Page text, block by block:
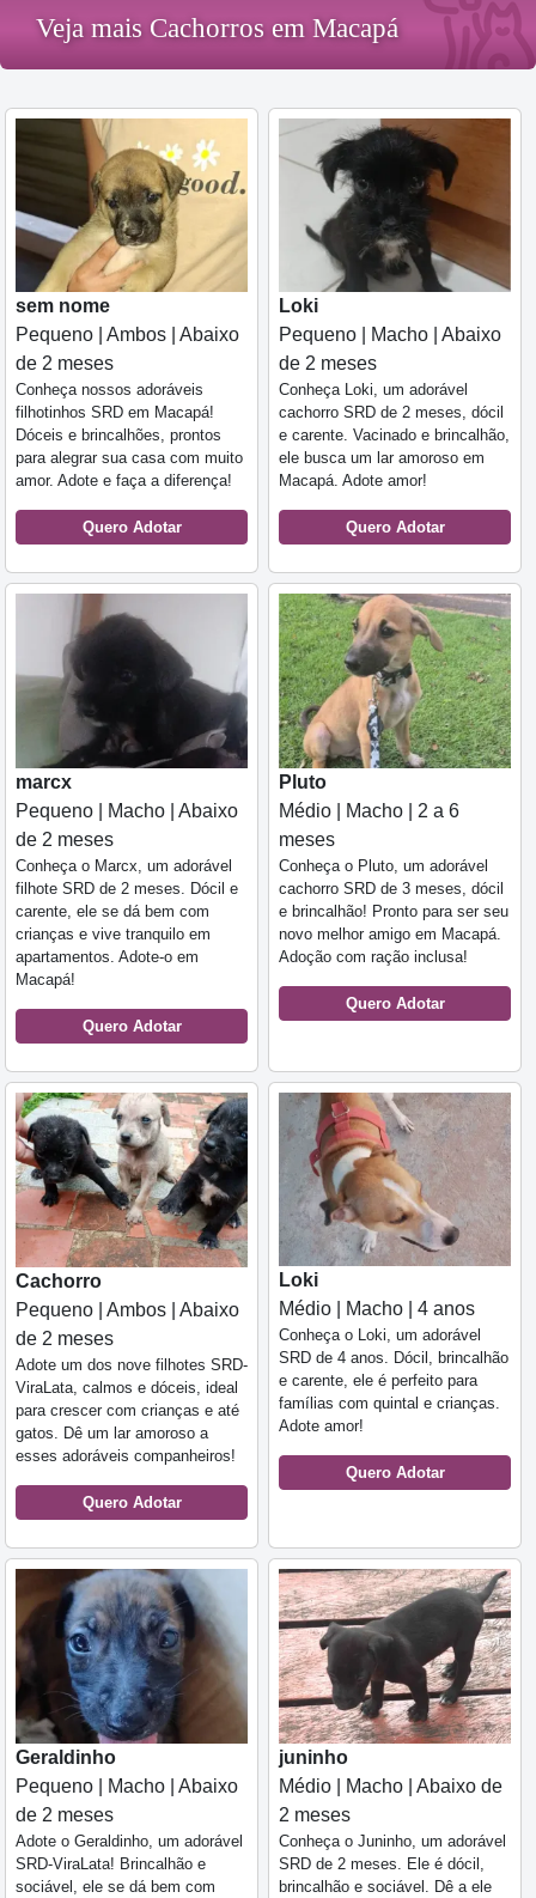
Veja mais Cachorros em Macapá
sem nome
Pequeno | Ambos | Abaixo
de 2 meses
Conheça nossos adoráveis
filhotinhos SRD em Macapá!
Dóceis e brincalhões, prontos
para alegrar sua casa com muito
amor. Adote e faça a diferença!
Quero Adotar
Loki
Pequeno | Macho | Abaixo
de 2 meses
Conheça Loki, um adorável
cachorro SRD de 2 meses, dócil
e carente. Vacinado e brincalhão,
ele busca um lar amoroso em
Macapá. Adote amor!
Quero Adotar
marcx
Pequeno | Macho | Abaixo
de 2 meses
Conheça o Marcx, um adorável
filhote SRD de 2 meses. Dócil e
carente, ele se dá bem com
crianças e vive tranquilo em
apartamentos. Adote-o em
Macapá!
Quero Adotar
Pluto
Médio | Macho | 2 a 6
meses
Conheça o Pluto, um adorável
cachorro SRD de 3 meses, dócil
e brincalhão! Pronto para ser seu
novo melhor amigo em Macapá.
Adoção com ração inclusa!
Quero Adotar
Cachorro
Pequeno | Ambos | Abaixo
de 2 meses
Adote um dos nove filhotes SRD-
ViraLata, calmos e dóceis, ideal
para crescer com crianças e até
gatos. Dê um lar amoroso a
esses adoráveis companheiros!
Quero Adotar
Loki
Médio | Macho | 4 anos
Conheça o Loki, um adorável
SRD de 4 anos. Dócil, brincalhão
e carente, ele é perfeito para
famílias com quintal e crianças.
Adote amor!
Quero Adotar
Geraldinho
Pequeno | Macho | Abaixo
de 2 meses
Adote o Geraldinho, um adorável
SRD-ViraLata! Brincalhão e
sociável, ele se dá bem com
juninho
Médio | Macho | Abaixo de
2 meses
Conheça o Juninho, um adorável
SRD de 2 meses. Ele é dócil,
brincalhão e sociável. Dê a ele